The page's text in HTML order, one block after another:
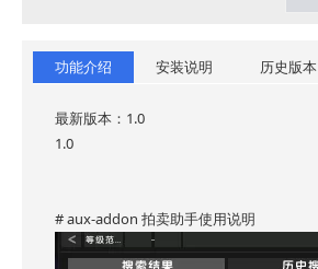
功能介绍 安装说明 历史版本
最新版本：1.0
1.0
# aux-addon 拍卖助手使用说明